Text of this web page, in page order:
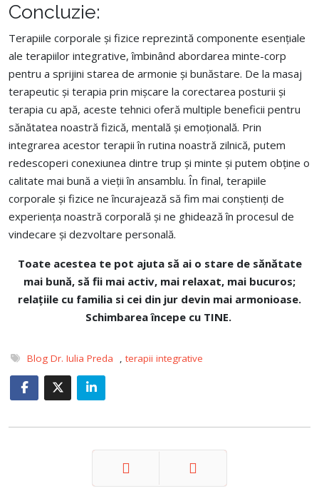
Concluzie:
Terapiile corporale și fizice reprezintă componente esențiale
ale terapiilor integrative, îmbinând abordarea minte-corp
pentru a sprijini starea de armonie și bunăstare. De la masaj
terapeutic și terapia prin mișcare la corectarea posturii și
terapia cu apă, aceste tehnici oferă multiple beneficii pentru
sănătatea noastră fizică, mentală și emoțională. Prin
integrarea acestor terapii în rutina noastră zilnică, putem
redescoperi conexiunea dintre trup și minte și putem obține o
calitate mai bună a vieții în ansamblu. În final, terapiile
corporale și fizice ne încurajează să fim mai conștienți de
experiența noastră corporală și ne ghidează în procesul de
vindecare și dezvoltare personală.
Toate acestea te pot ajuta să ai o stare de sănătate
mai bună, să fii mai activ, mai relaxat, mai bucuros;
relațiile cu familia si cei din jur devin mai armonioase.
Schimbarea începe cu TINE.
Blog Dr. Iulia Preda , terapii integrative